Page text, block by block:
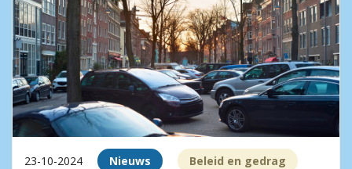
23-10-2024 Nieuws Beleid en gedrag